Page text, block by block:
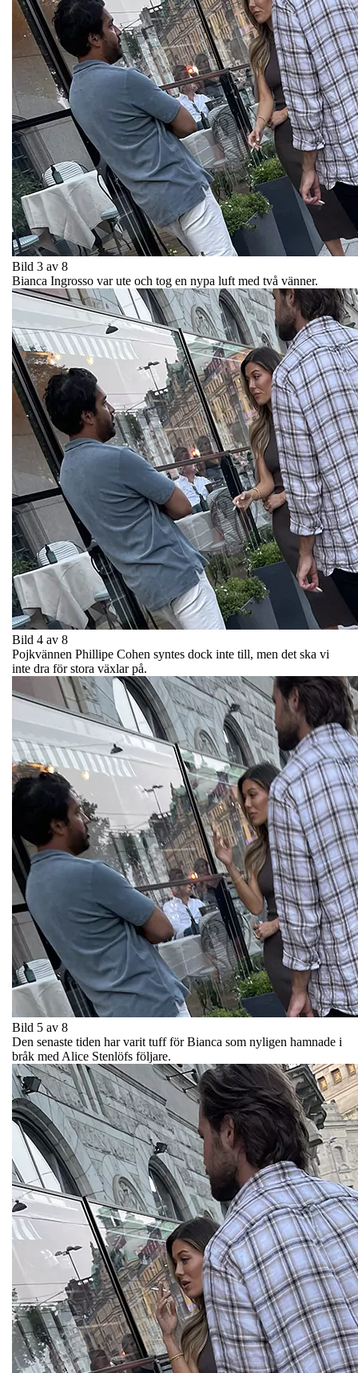
Bild 3 av 8
Bianca Ingrosso var ute och tog en nypa luft med två vänner.
Bild 4 av 8
Pojkvännen Phillipe Cohen syntes dock inte till, men det ska vi
inte dra för stora växlar på.
Bild 5 av 8
Den senaste tiden har varit tuff för Bianca som nyligen hamnade i
bråk med Alice Stenlöfs följare.